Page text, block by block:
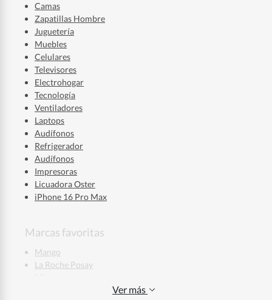
Camas
Zapatillas Hombre
Juguetería
Muebles
Celulares
Televisores
Electrohogar
Tecnología
Ventiladores
Laptops
Audífonos
Refrigerador
Audífonos
Impresoras
Licuadora Oster
iPhone 16 Pro Max
Marcas favoritas
Mango
La Roche Posay
Mixsoon
Ver más